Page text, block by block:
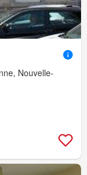
Nouvelle-